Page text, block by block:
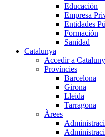
Educación
Empresa
Entidades
Formación
Sanidad
Catalunya
Accedir a
Províncies
Barcelona
Girona
Lleida
Tarragona
Àrees